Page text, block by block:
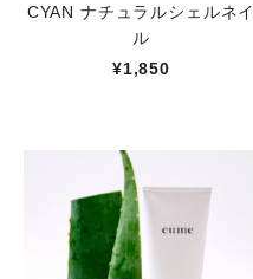
CYAN ナチュラルシェルネイ
ル
¥1,850